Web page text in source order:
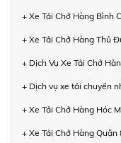
+ Xe Tải Chở Hàng Bình
+ Xe Tải Chở Hàng Thủ
+ Dịch Vụ Xe Tải Chở
+ Dịch vụ xe tải chuyển
+ Xe Tải Chở Hàng Hóc
+ Xe Tải Chở Hàng